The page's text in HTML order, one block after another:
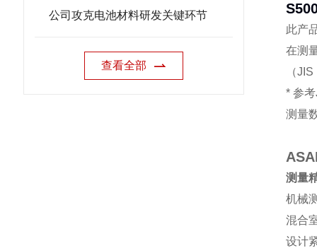
公司攻克电池材料研发关键环节
查看全部
此产
在测
（
* 参
测量
测量
机械
混合
设计